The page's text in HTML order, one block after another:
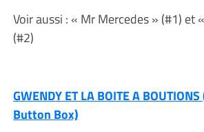
Voir aussi : « Mr Mercedes » (#1) et
(#2)
GWENDY ET LA BOITE A
Button Box)